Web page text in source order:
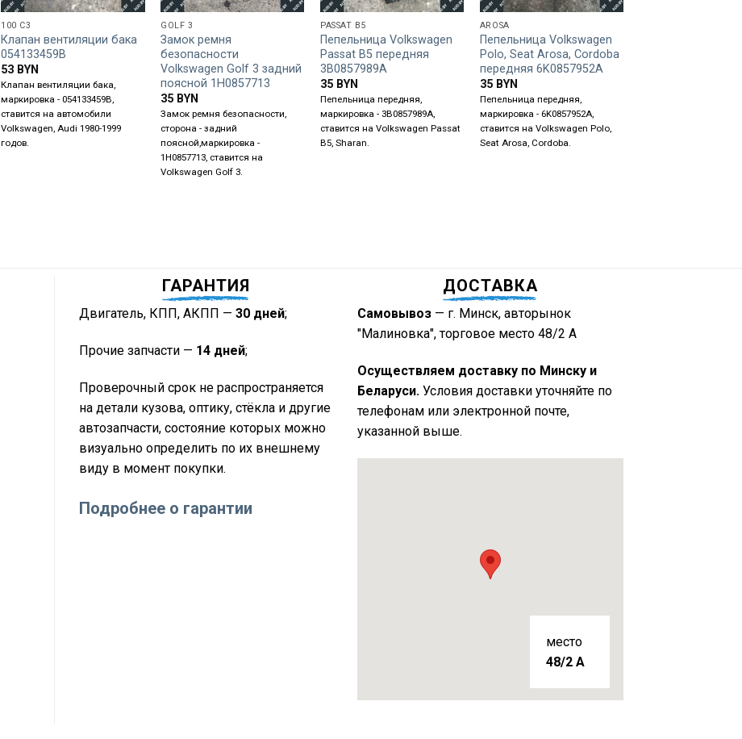
100 C3
Клапан вентиляции бака
054133459B
53 BYN
Клапан вентиляции бака,
маркировка - 054133459B,
ставится на автомобили
Volkswagen, Audi 1980-1999
годов.
GOLF 3
Замок ремня
безопасности
Volkswagen Golf 3 задний
поясной 1H0857713
35 BYN
Замок ремня безопасности,
сторона - задний
поясной,маркировка -
1H0857713, ставится на
Volkswagen Golf 3.
PASSAT B5
Пепельница Volkswagen
Passat B5 передняя
3B0857989A
35 BYN
Пепельница передняя,
маркировка - 3B0857989A,
ставится на Volkswagen Passat
B5, Sharan.
AROSA
Пепельница Volkswagen
Polo, Seat Arosa, Cordoba
передняя 6K0857952A
35 BYN
Пепельница передняя,
маркировка - 6K0857952A,
ставится на Volkswagen Polo,
Seat Arosa, Cordoba.
ГАРАНТИЯ
Двигатель, КПП, АКПП — 30 дней;
Прочие запчасти — 14 дней;
Проверочный срок не распространяется
на детали кузова, оптику, стёкла и другие
автозапчасти, состояние которых можно
визуально определить по их внешнему
виду в момент покупки.
Подробнее о гарантии
ДОСТАВКА
Самовывоз— г. Минск, авторынок
"Малиновка", торговое место 48/2 А
Осуществляем доставку по Минску и
Беларуси.Условия доставки уточняйте по
телефонам или электронной почте,
указанной выше.
место
48/2 A